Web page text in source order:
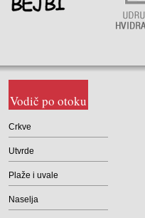
Vodič po otoku
Crkve
Utvrde
Plaže i uvale
Naselja